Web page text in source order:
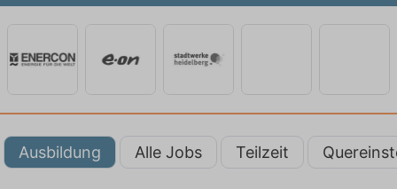
Ausbildung Alle Jobs Teilzeit